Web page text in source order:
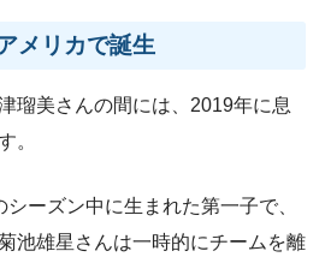
メリカで誕生
瑠美さんの間には、2019年に息
。
ーズン中に生まれた第一子で、
池雄星さんは一時的にチームを離